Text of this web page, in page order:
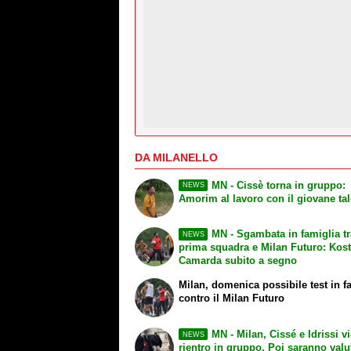
DA MILANELLO
NEWS
MN - Cissè torna in gruppo:
Amorim al lavoro con il giovane
NEWS
MN - Sgambata in famiglia
prima squadra e Milan Futuro:
Camarda subito a segno
Milan, domenica possibile test in
contro il Milan Futuro
NEWS
MN - Milan, Cissé e Idrissi
rientro in gruppo. Poi saranno